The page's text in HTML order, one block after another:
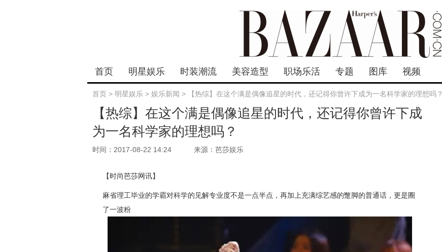
首页 明星娱乐 时装潮流 美容造型 职场乐活 专题 图库 视频
首页 > 明星娱乐 > 娱乐新闻 > 【热综】在这个满是偶像追星的时代，还记得你曾许下成为一名科学家的理想吗？
【热综】在这个满是偶像追星的时代，还记得你曾许下成
为一名科学家的理想吗？
时间：2017-08-22 14:24 来源：芭莎娱乐
【时尚芭莎网讯】
麻省理工毕业的学霸对科学的见解专业度不是一点半点，再加上充满综艺感的蹩脚的普通话，更是圈
了一波粉